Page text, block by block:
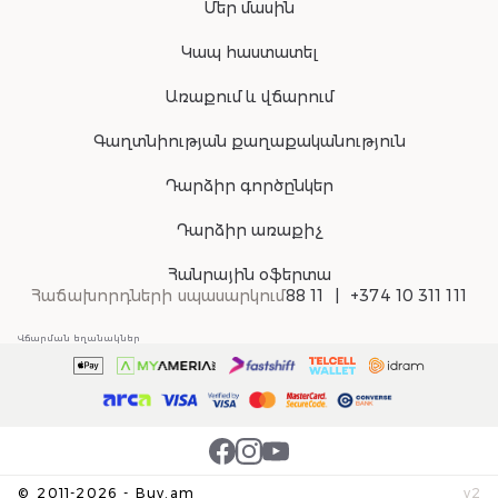
Մեր մասին
Կապ հաստատել
Առաքում և վճարում
Գաղտնիության քաղաքականություն
Դարձիր գործընկեր
Դարձիր առաքիչ
Հանրային օֆերտա
Հաճախորդների սպասարկում88 11 +374 10 311 111
© 2011-2026 - Buy.am v2
Վճարման եղանակներ